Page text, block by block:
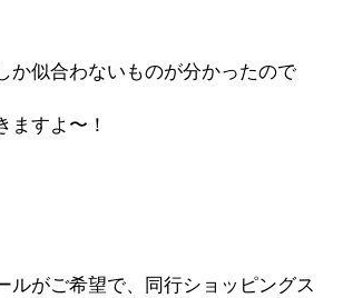
か似合わないものが分かったので
ますよ〜！
ルがご希望で、同行ショッピングス